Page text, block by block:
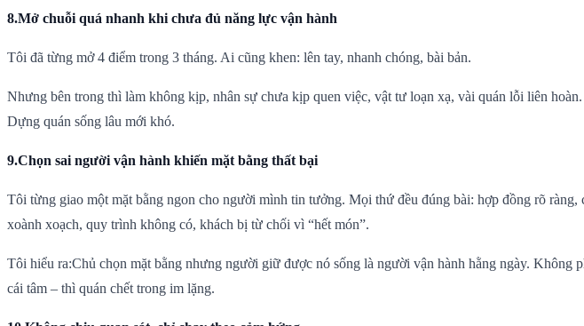
8.Mở chuỗi quá nhanh khi chưa đủ năng lực vận hành
Tôi đã từng mở 4 điểm trong 3 tháng. Ai cũng khen: lên tay, nhanh chóng, bài bản.
Nhưng bên trong thì làm không kịp, nhân sự chưa kịp quen việc, vật tư loạn xạ, vài quán lỗi liên
Dựng quán sống lâu mới khó.
9.Chọn sai người vận hành khiến mặt bằng thất bại
Tôi từng giao một mặt bằng ngon cho người mình tin tưởng. Mọi thứ đều đúng bài: hợp đồng rõ
xoành xoạch, quy trình không có, khách bị từ chối vì “hết món”.
Tôi hiểu ra:Chủ chọn mặt bằng nhưng người giữ được nó sống là người vận hành hằng ngày.
cái tâm – thì quán chết trong im lặng.